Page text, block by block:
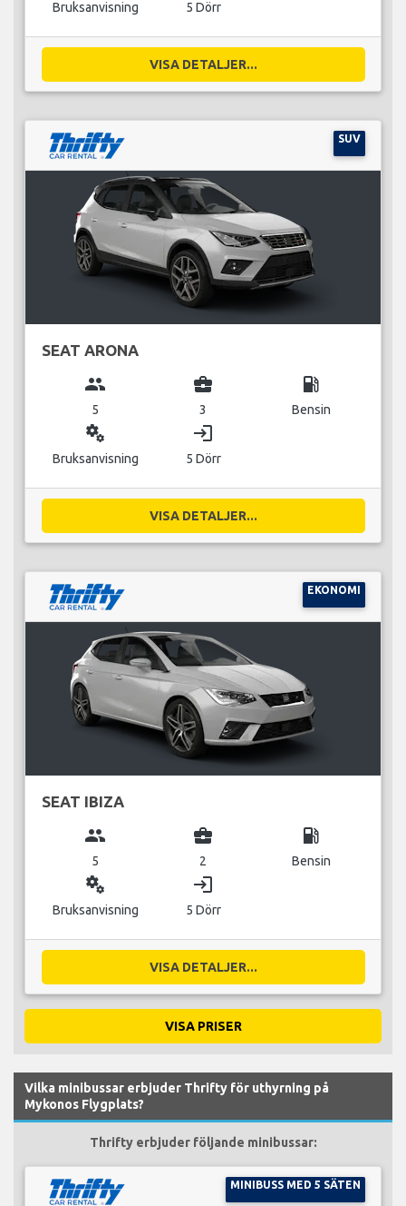
Bruksanvisning 5 Dörr
VISA DETALJER...
SUV
SEAT ARONA
group
5
business_center
3
local_gas_station
Bensin
miscellaneous_services
Bruksanvisning
login
5 Dörr
VISA DETALJER...
EKONOMI
SEAT IBIZA
group
5
business_center
2
local_gas_station
Bensin
miscellaneous_services
Bruksanvisning
login
5 Dörr
VISA DETALJER...
VISA PRISER
Vilka minibussar erbjuder Thrifty för uthyrning på
Mykonos Flygplats?
Thrifty erbjuder följande minibussar:
MINIBUSS MED 5 SÄTEN